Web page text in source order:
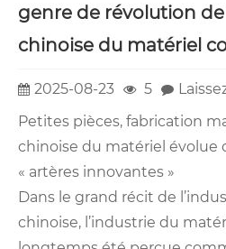
genre de révolution
chinoise du matériel
2025-08-23 5
Petites pièces, fabrication
chinoise du matériel évolue
« artères innovantes »
Dans le grand récit de
chinoise, l’industrie du